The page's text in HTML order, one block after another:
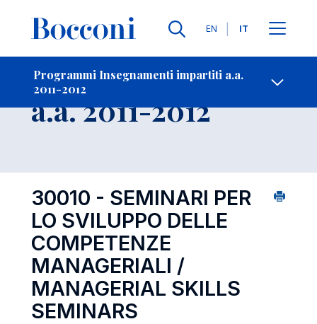
Lingue
EN IT
Programmi Insegnamenti impartiti a.a.
2011-2012
-
Insegnamento
a.a. 2011-2012
30010 - SEMINARI PER
LO SVILUPPO DELLE
COMPETENZE
MANAGERIALI /
MANAGERIAL SKILLS
SEMINARS